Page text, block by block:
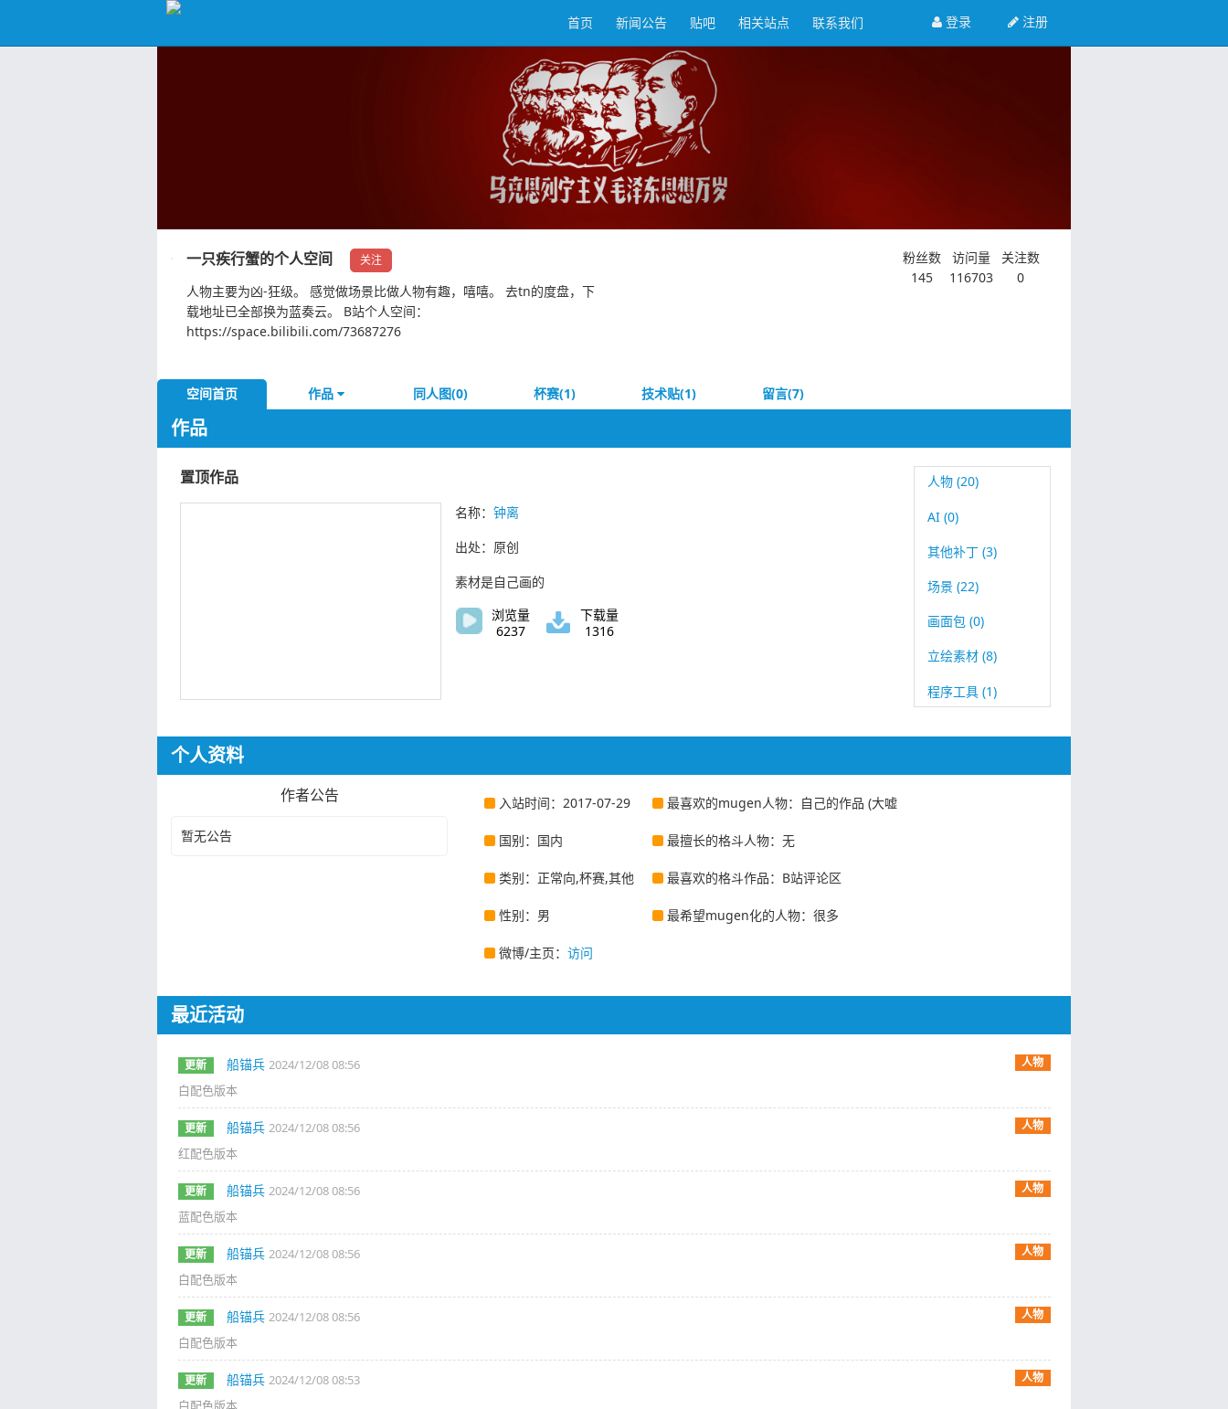
注册
登录
首页 新闻公告 贴吧 相关站点 联系我们
一只疾行蟹的个人空间 关注
人物主要为凶-狂级。 感觉做场景比做人物有趣，嘻嘻。 去tn的度盘，下
载地址已全部换为蓝奏云。 B站个人空间：
https://space.bilibili.com/73687276
粉丝数
145
访问量
116703
关注数
0
空间首页 作品 同人图(0) 杯赛(1) 技术贴(1) 留言(7)
作品
置顶作品
名称： 钟离
出处：原创
素材是自己画的
浏览量
6237
下载量
1316
人物 (20)
AI (0)
其他补丁 (3)
场景 (22)
画面包 (0)
立绘素材 (8)
程序工具 (1)
个人资料
作者公告
暂无公告
入站时间：2017-07-29
国别：国内
类别：正常向,杯赛,其他
性别：男
微博/主页：访问
最喜欢的mugen人物：自己的作品 (大嘘
最擅长的格斗人物：无
最喜欢的格斗作品：B站评论区
最希望mugen化的人物：很多
最近活动
更新 船锚兵 2024/12/08 08:56 人物
白配色版本
更新 船锚兵 2024/12/08 08:56 人物
红配色版本
更新 船锚兵 2024/12/08 08:56 人物
蓝配色版本
更新 船锚兵 2024/12/08 08:56 人物
白配色版本
更新 船锚兵 2024/12/08 08:56 人物
白配色版本
更新 船锚兵 2024/12/08 08:53 人物
白配色版本